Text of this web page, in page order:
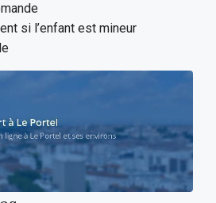
si l’enfant est mineur